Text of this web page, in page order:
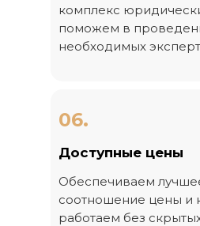
Обеспечиваем
соотношение цены и
работаем без
Доступные цены
комплекс
поможем в
необходимых
06.